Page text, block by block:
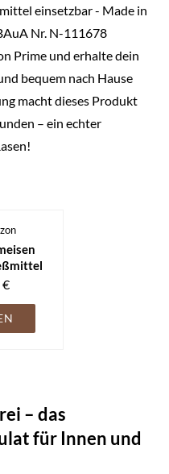
einsetzbar - Made in
Nr. N-111678
Prime und erhalte dein
bequem nach Hause
macht dieses Produkt
– ein echter
-
€
– das
für Innen und